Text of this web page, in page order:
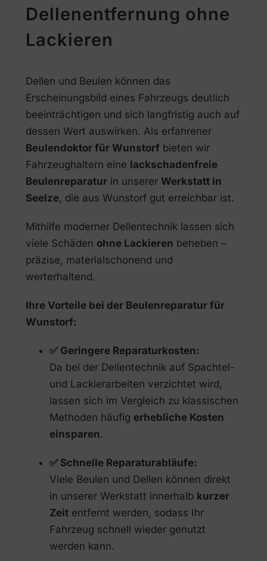
Dellenentfernung ohne
Lackieren
Dellen und Beulen können das
Erscheinungsbild eines Fahrzeugs deutlich
beeinträchtigen und sich langfristig auch auf
dessen Wert auswirken. Als erfahrener
Beulendoktor für Wunstorfbieten wir
Fahrzeughaltern eine lackschadenfreie
Beulenreparaturin unserer Werkstatt in
Seelze, die aus Wunstorf gut erreichbar ist.
Mithilfe moderner Dellentechnik lassen sich
viele Schäden ohne Lackieren beheben –
präzise, materialschonend und
werterhaltend.
Ihre Vorteile bei der Beulenreparatur für
Wunstorf:
✅ Geringere Reparaturkosten:
Da bei der Dellentechnik auf Spachtel-
und Lackierarbeiten verzichtet wird,
lassen sich im Vergleich zu klassischen
Methoden häufig erhebliche Kosten
einsparen.
✅ Schnelle Reparaturabläufe:
Viele Beulen und Dellen können direkt
in unserer Werkstatt innerhalb kurzer
Zeitentfernt werden, sodass Ihr
Fahrzeug schnell wieder genutzt
werden kann.